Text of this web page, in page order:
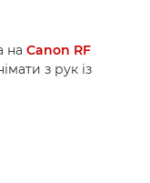
на Canon RF
з рук із